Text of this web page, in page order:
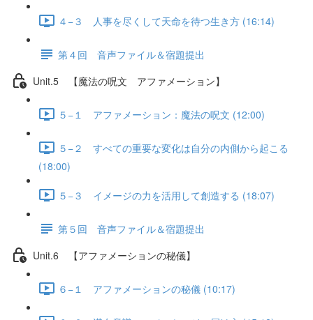
４−３ 人事を尽くして天命を待つ生き方 (16:14)
第４回 音声ファイル＆宿題提出
Unit.5 【魔法の呪文 アファメーション】
５−１ アファメーション：魔法の呪文 (12:00)
５−２ すべての重要な変化は自分の内側から起こる
(18:00)
５−３ イメージの力を活用して創造する (18:07)
第５回 音声ファイル＆宿題提出
Unit.6 【アファメーションの秘儀】
６−１ アファメーションの秘儀 (10:17)